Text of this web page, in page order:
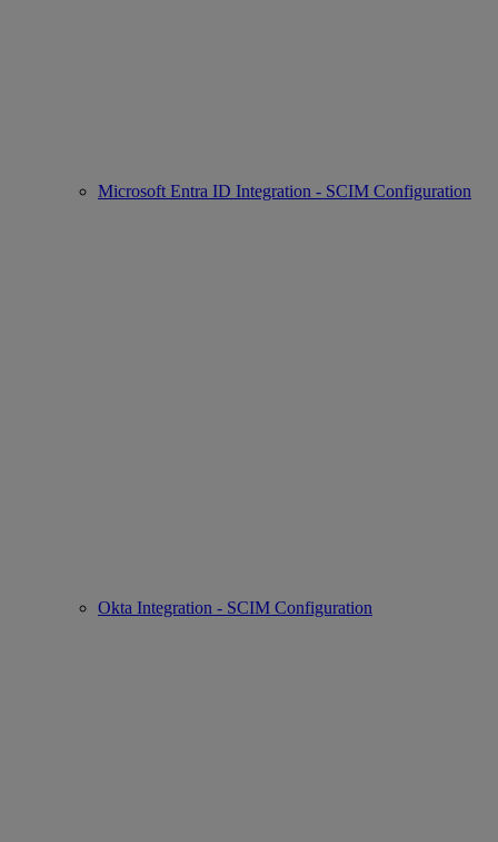
Microsoft Entra ID Integration - SCIM Configuration
Okta Integration - SCIM Configuration